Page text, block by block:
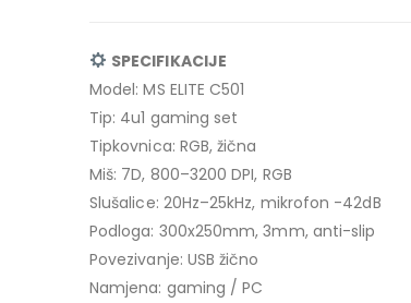
SPECIFIKACIJE
Model: MS ELITE C501
Tip: 4u1 gaming set
Tipkovnica: RGB, žična
Miš: 7D, 800–3200 DPI, RGB
Slušalice: 20Hz–25kHz, mikrofon -42dB
Podloga: 300x250mm, 3mm, anti-slip
Povezivanje: USB žično
Namjena: gaming / PC